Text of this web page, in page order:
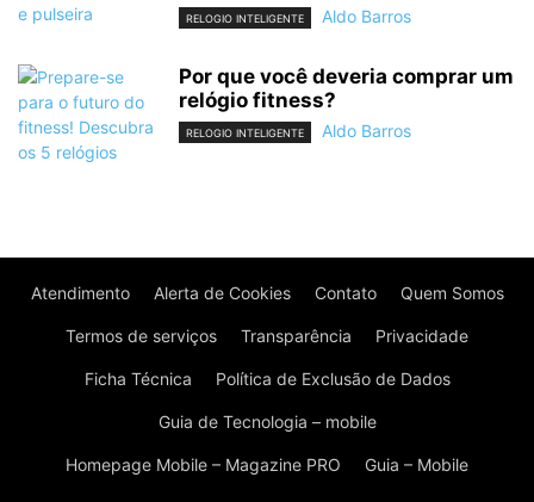
RELOGIO INTELIGENTE Aldo Barros
Por que você deveria comprar um
relógio fitness?
RELOGIO INTELIGENTE Aldo Barros
Atendimento Alerta de Cookies Contato Quem Somos
Termos de serviços Transparência Privacidade
Ficha Técnica Política de Exclusão de Dados
Guia de Tecnologia – mobile
Homepage Mobile – Magazine PRO Guia – Mobile